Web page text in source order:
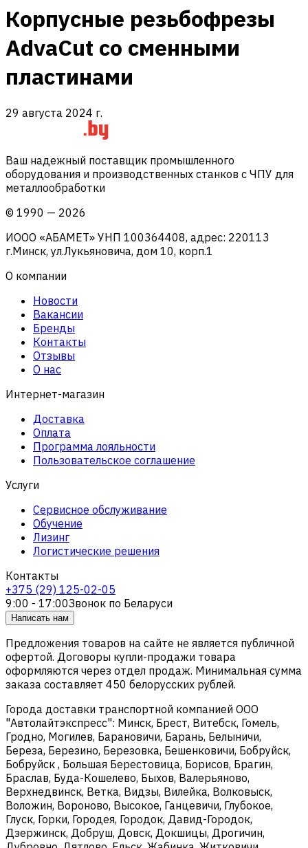
Корпусные резьбофрезы
AdvaCut со сменными
пластинами
29 августа 2024 г.
Ваш надежный поставщик промышленного
оборудования и производственных станков с ЧПУ для
металлообработки
© 1990 — 2026
ИООО «АБАМЕТ» УНП 100364408, адрес: 220113
г.Минск, ул.Лукьяновича, дом 10, корп.1
О компании
Новости
Вакансии
Бренды
Контакты
Отзывы
О нас
Интернет-магазин
Доставка
Оплата
Программа лояльности
Пользовательское соглашение
Услуги
Сервисное обслуживание
Обучение
Лизинг
Логистические решения
Контакты
+375 (29) 125-02-05
9:00 - 17:00Звонок по Беларуси
Написать нам
Предложения товаров на сайте не является публичной
офертой. Договоры купли-продажи товара
оформляются через отдел продаж. Минимальная сумма
заказа составляет 450 белорусских рублей.
Города доставки транспортной компанией ООО
"Автолайтэкспресс": Минск, Брест, Витебск, Гомель,
Гродно, Могилев, Барановичи, Барань, Белыничи,
Береза, Березино, Березовка, Бешенковичи, Бобруйск,
Бобруйск , Большая Берестовица, Борисов, Брагин,
Браслав, Буда-Кошелево, Быхов, Валерьяново,
Верхнедвинск, Ветка, Видзы, Вилейка, Волковыск,
Воложин, Вороново, Высокое, Ганцевичи, Глубокое,
Глуск, Горки, Городея, Городок, Давид-Городок,
Дзержинск, Добруш, Довск, Докшицы, Дрогичин,